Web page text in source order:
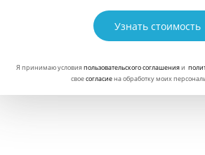
Узнать стоимость
Я принимаю условияпользовательского соглашенияи
своесогласиена обработку моих